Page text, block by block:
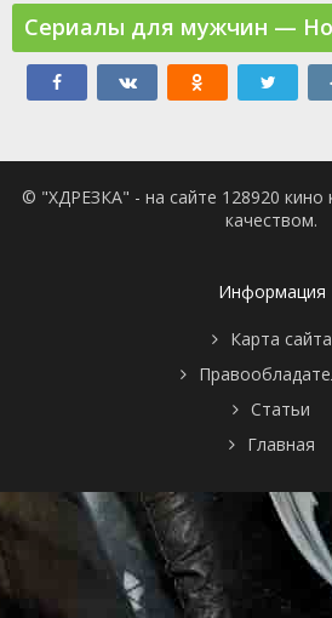
Сериалы для мужчин —
© "ХДРЕЗКА" - на сайте 128920 кино
качеством.
Информация
Карта сайта
Статьи
Главная